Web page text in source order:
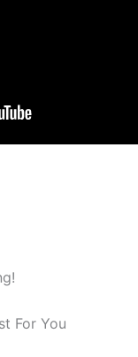
For You